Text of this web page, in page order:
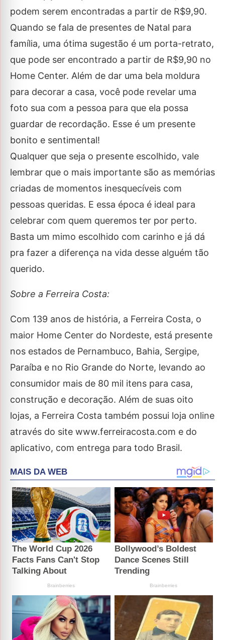
podem serem encontradas a partir de R$9,90.
Quando se fala de presentes de Natal para
família, uma ótima sugestão é um porta-retrato,
que pode ser encontrado a partir de R$9,90 no
Home Center. Além de dar uma bela moldura
para decorar a casa, você pode revelar uma
foto sua com a pessoa para que ela possa
guardar de recordação. Esse é um presente
bonito e sentimental!
Qualquer que seja o presente escolhido, vale
lembrar que o mais importante são as memórias
criadas de momentos inesquecíveis com
pessoas queridas. E essa época é ideal para
celebrar com quem queremos ter por perto.
Basta um mimo escolhido com carinho e já dá
pra fazer a diferença na vida desse alguém tão
querido.
Sobre a Ferreira Costa:
Com 139 anos de história, a Ferreira Costa, o
maior Home Center do Nordeste, está presente
nos estados de Pernambuco, Bahia, Sergipe,
Paraíba e no Rio Grande do Norte, levando ao
consumidor mais de 80 mil itens para casa,
construção e decoração. Além de suas oito
lojas, a Ferreira Costa também possui loja online
através do site www.ferreiracosta.com e do
aplicativo, com entrega para todo Brasil.